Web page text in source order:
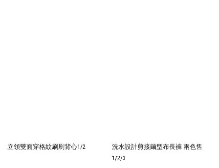
立領雙面穿格紋刷刷背心1/2
洗水設計剪接繭型布長褲 兩色售
1/2/3